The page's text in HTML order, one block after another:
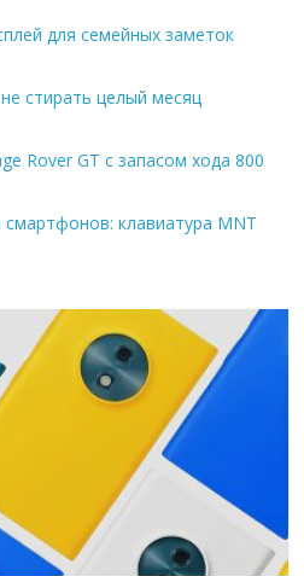
для семейных заметок
стирать целый месяц
Rover GT с запасом хода 800
клавиатура MNT